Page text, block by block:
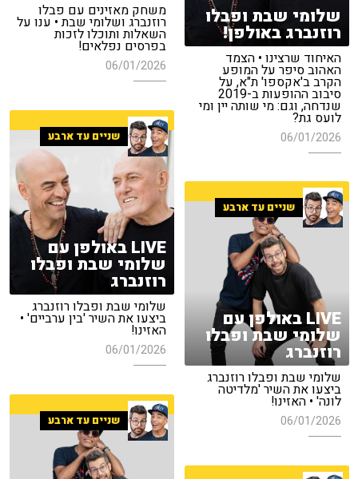
משחק מאזינים עם פבלו
רוזנברג ושלומי שבת • ענו על
השאלות ותוכלו לזכות
בפרסים נפלאים!
06/01/2026
שלומי שבת ופבלו
רוזנברג באולפן!
האיחוד שרצינו • הצמד
האהוב סיפר על המופע
הקרב ב'אקספו' ת"א, על
סיבוב ההופעות ב-2019
שנדחה, וגם: מי שותה יין ומי
לועס גת?
06/01/2026 שניים עד ארבע
LIVE באולפן עם
שלומי שבת ופבלו
רוזנברג
שלומי שבת ופבלו רוזנברג
ביצעו את השיר 'בין ערביים' •
האזינו!
06/01/2026
שניים עד ארבע
LIVE באולפן עם
שלומי שבת ופבלו
רוזנברג
שלומי שבת ופבלו רוזנברג
ביצעו את השיר 'מלדיטה
לונה' • האזינו!
06/01/2026 שניים עד ארבע